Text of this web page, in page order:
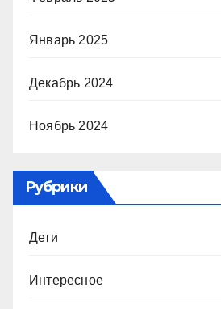
Январь 2025
Декабрь 2024
Ноябрь 2024
Рубрики
Дети
Интересное